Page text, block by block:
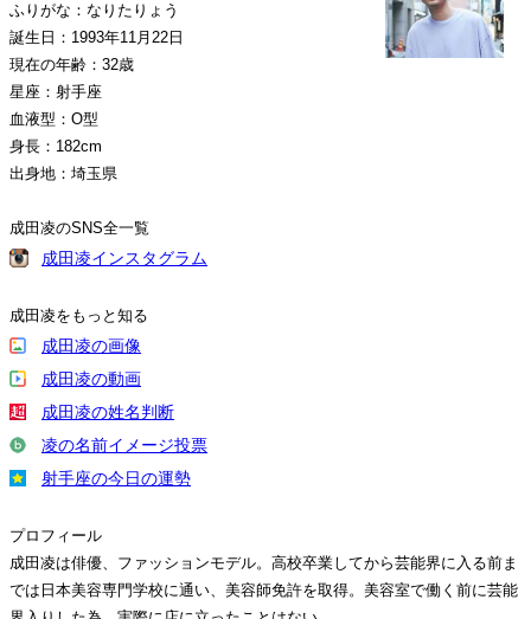
ふりがな：なりたりょう
誕生日：1993年11月22日
現在の年齢：32歳
星座：射手座
血液型：O型
身長：182cm
出身地：埼玉県
成田凌のSNS全一覧
成田凌インスタグラム
成田凌をもっと知る
成田凌の画像
成田凌の動画
成田凌の姓名判断
凌の名前イメージ投票
射手座の今日の運勢
プロフィール
成田凌は俳優、ファッションモデル。高校卒業してから芸能界に入る前ま
では日本美容専門学校に通い、美容師免許を取得。美容室で働く前に芸能